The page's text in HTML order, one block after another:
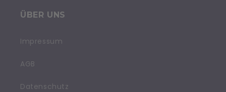
ÜBER UNS
Impressum
AGB
Datenschutz